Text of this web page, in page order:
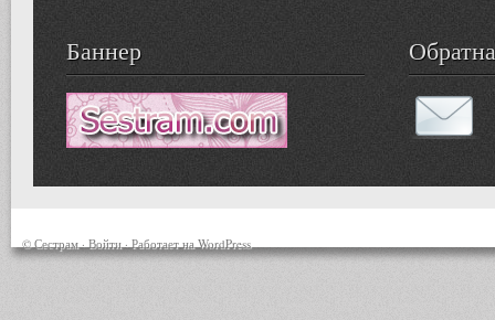
Баннер
© Сестрам · Войти · Работает на WordPress